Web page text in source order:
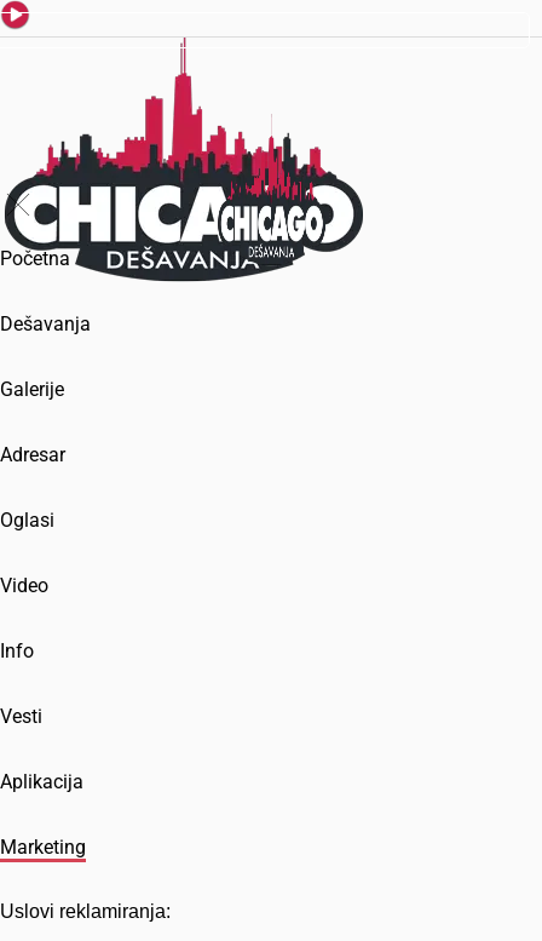
Početna
Dešavanja
Galerije
Adresar
Oglasi
Video
Info
Vesti
Aplikacija
Marketing
Uslovi reklamiranja: